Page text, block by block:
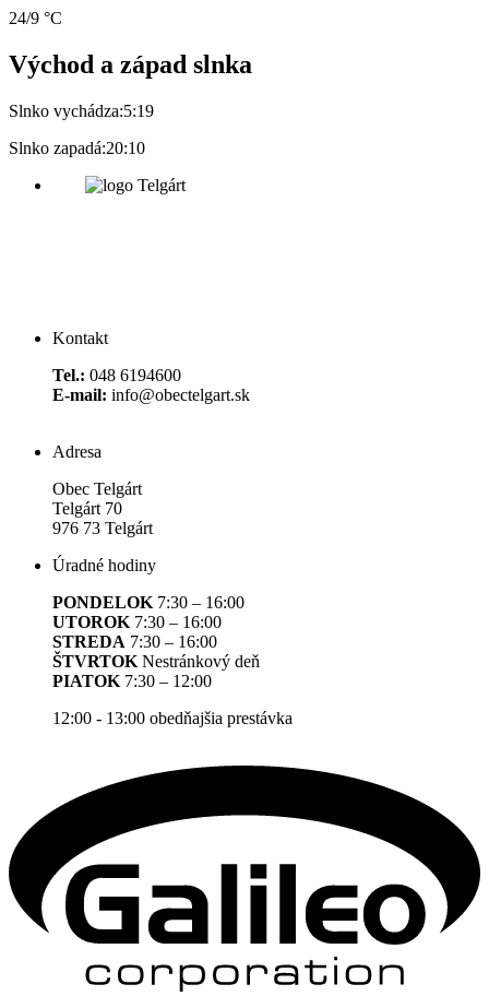
24/9 °C
Východ a západ slnka
Slnko vychádza:5:19
Slnko zapadá:20:10
Kontakt
Tel.: 048 6194600
E-mail: info@obectelgart.sk
Adresa
Obec Telgárt
Telgárt 70
976 73 Telgárt
Úradné hodiny
PONDELOK 7:30 – 16:00
UTOROK 7:30 – 16:00
STREDA 7:30 – 16:00
ŠTVRTOK Nestránkový deň
PIATOK 7:30 – 12:00
12:00 - 13:00 obedňajšia prestávka